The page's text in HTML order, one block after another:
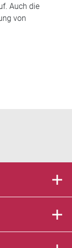
Auch die
von